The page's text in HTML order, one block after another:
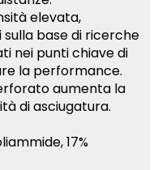
elevata,
base di ricerche
nei punti chiave di
la performance.
aumenta la
di asciugatura.
17%